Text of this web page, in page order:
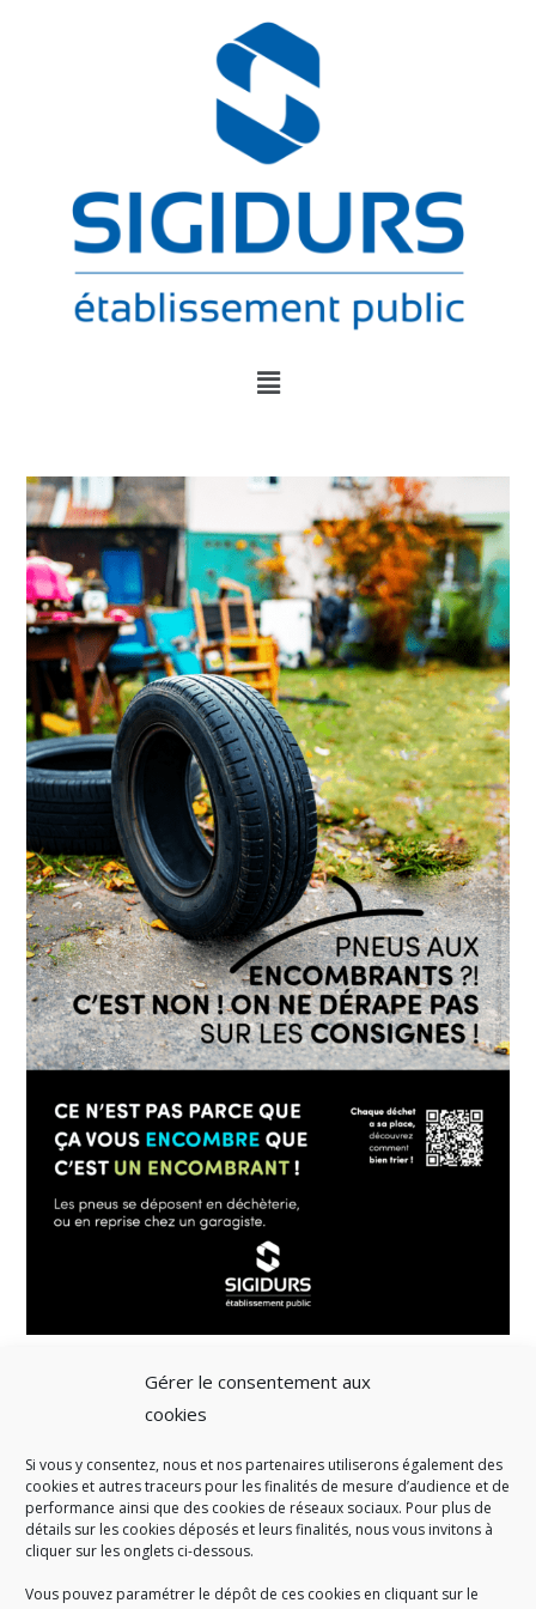
Gérer le consentement aux
cookies
Si vous y consentez, nous et nos partenaires utiliserons également des
cookies et autres traceurs pour les finalités de mesure d’audience et de
performance ainsi que des cookies de réseaux sociaux. Pour plus de
détails sur les cookies déposés et leurs finalités, nous vous invitons à
cliquer sur les onglets ci-dessous.
Vous pouvez paramétrer le dépôt de ces cookies en cliquant sur le
A SAVOIR
Créé en 1978, le Sigidurs est un établissement public quiexerce
des missions de service public : la prévention, la collecte et la